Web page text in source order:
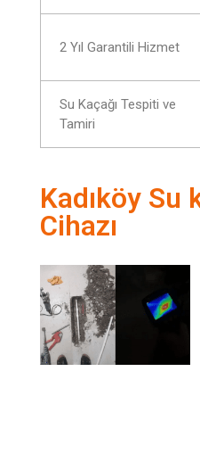
2 Yıl Garantili Hizmet
Su Kaçağı Tespiti ve
Tamiri
Kadıköy Su
Cihazı